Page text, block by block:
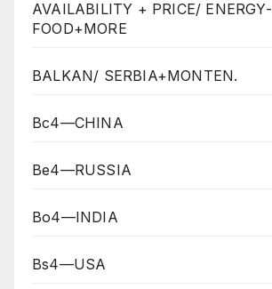
AVAILABILITY + PRICE/ ENERGY-
FOOD+MORE
BALKAN/ SERBIA+MONTEN.
Bc4—CHINA
Be4—RUSSIA
Bo4—INDIA
Bs4—USA